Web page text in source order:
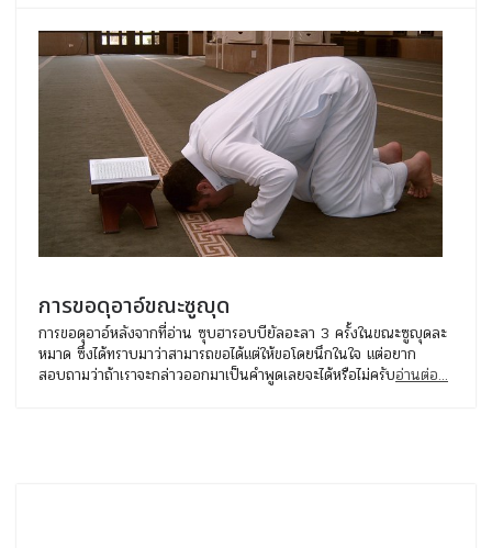
การขอดุอาอ์ขณะซูญุด
การขอดุอาอ์หลังจากที่อ่าน ซุบฮารอบบียัลอะลา 3 ครั้งในขณะซูญุดละ
หมาด ซึ่งได้ทราบมาว่าสามารถขอได้แต่ให้ขอโดยนึกในใจ แต่อยาก
สอบถามว่าถ้าเราจะกล่าวออกมาเป็นคำพูดเลยจะได้หรือไม่ครับอ่านต่อ...